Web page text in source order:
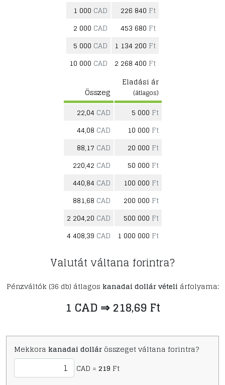
1 000 CAD 226 840 Ft
2 000 CAD 453 680 Ft
5 000 CAD 1 134 200 Ft
10 000 CAD 2 268 400 Ft
Összeg
Eladási ár
(átlagos)
22,04 CAD 5 000 Ft
44,08 CAD 10 000 Ft
88,17 CAD 20 000 Ft
220,42 CAD 50 000 Ft
440,84 CAD 100 000 Ft
881,68 CAD 200 000 Ft
2 204,20 CAD 500 000 Ft
4 408,39 CAD 1 000 000 Ft
Valutát váltana forintra?
Pénzváltók (36 db) átlagos kanadai dollár vételi árfolyama:
1 CAD ⇒ 218,69 Ft
Mekkora kanadai dollár összeget váltana forintra?
CAD = 219 Ft